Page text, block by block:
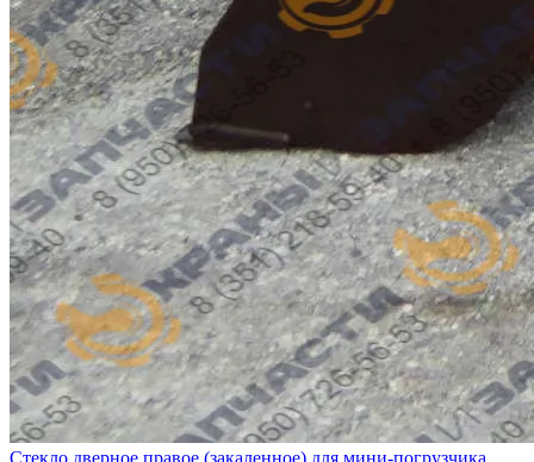
Стекло дверное правое (закаленное) для мини-погрузчика